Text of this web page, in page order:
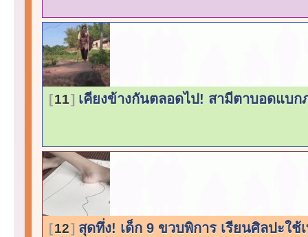
11 เคียงข้างกันตลอดไป! สามีตาบอดแบ
12 สุดทึ่ง! เด็ก 9 ขวบพิการ เรียนศิลปะใช้